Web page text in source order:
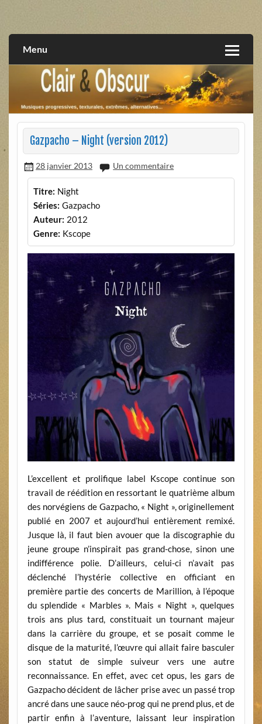
extrêmes, alternatives, texturales
Menu
Gazpacho – Night (version 2012)
28 janvier 2013 Un commentaire
Titre: Night
Séries: Gazpacho
Auteur: 2012
Genre: Kscope
L’excellent et prolifique label Kscope continue son
travail de réédition en ressortant le quatrième album
des norvégiens de Gazpacho, « Night », originellement
publié en 2007 et aujourd’hui entièrement remixé.
Jusque là, il faut bien avouer que la discographie du
jeune groupe n’inspirait pas grand-chose, sinon une
indifférence polie. D’ailleurs, celui-ci n’avait pas
déclenché l’hystérie collective en officiant en
première partie des concerts de Marillion, à l’époque
du splendide « Marbles ». Mais « Night », quelques
trois ans plus tard, constituait un tournant majeur
dans la carrière du groupe, et se posait comme le
disque de la maturité, l’œuvre qui allait faire basculer
son statut de simple suiveur vers une autre
reconnaissance. En effet, avec cet opus, les gars de
Gazpacho décident de lâcher prise avec un passé trop
ancré dans une sauce néo-prog qui ne prend plus, et de
partir enfin à l’aventure, laissant leur inspiration